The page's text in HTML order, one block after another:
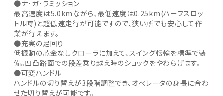
●ナ･ガ･ラミッション
最高速度は5.0kmながら、最低速度は0.25km(ハーフスロッ
トル時)と超低速走行が可能ですので、狭い所でも安心して作
業が行えます。
●充実の足回り
低振動の芯金なしクローラに加えて、スイング転輪を標準で装
備。凹凸路面での段差乗り越え時のショックをやわらげます。
●可変ハンドル
ハンドルの切り替えが3段階調整でき、オぺレータの身長に合わ
せた切り替えが可能です。